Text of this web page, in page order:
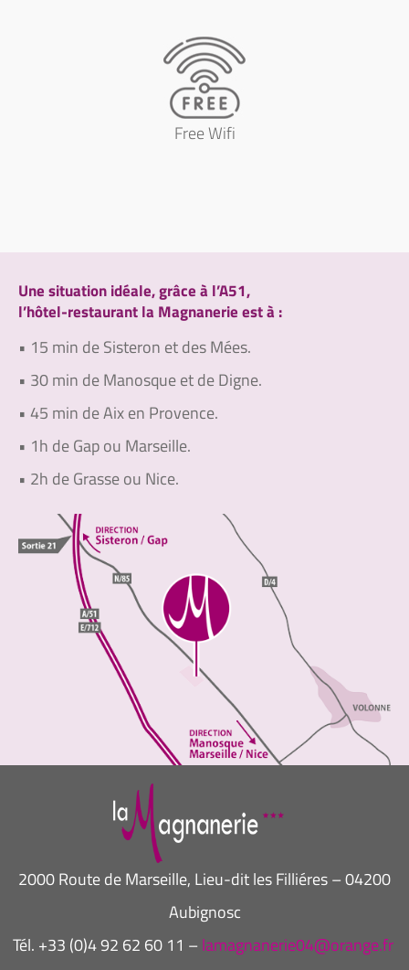
Free Wifi
Une situation idéale, grâce à l’A51,
l’hôtel-restaurant la Magnanerie est à :
• 15 min de Sisteron et des Mées.
• 30 min de Manosque et de Digne.
• 45 min de Aix en Provence.
• 1h de Gap ou Marseille.
• 2h de Grasse ou Nice.
2000 Route de Marseille, Lieu-dit les Filliéres – 04200
Aubignosc
Tél. +33 (0)4 92 62 60 11 – lamagnanerie04@orange.fr